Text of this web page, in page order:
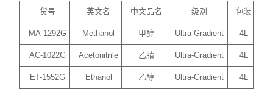
货号 英文名 中文品名 级别 包装
MA-1292G Methanol 甲醇 Ultra-Gradient 4L
AC-1022G Acetonitrile 乙腈 Ultra-Gradient 4L
ET-1552G Ethanol 乙醇 Ultra-Gradient 4L